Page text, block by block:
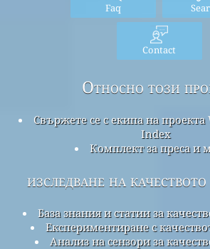
Faq
Contact
Относно този
Свържете се с екипа на
Index
Комплект за преса и
изследване на
База знания и статии за
Експериментиране с
Анализ на сензори за